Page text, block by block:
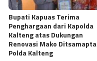
Bupati Kapuas Terima
Penghargaan dari Kapolda
Kalteng atas Dukungan
Renovasi Mako Ditsamapta
Polda Kalteng